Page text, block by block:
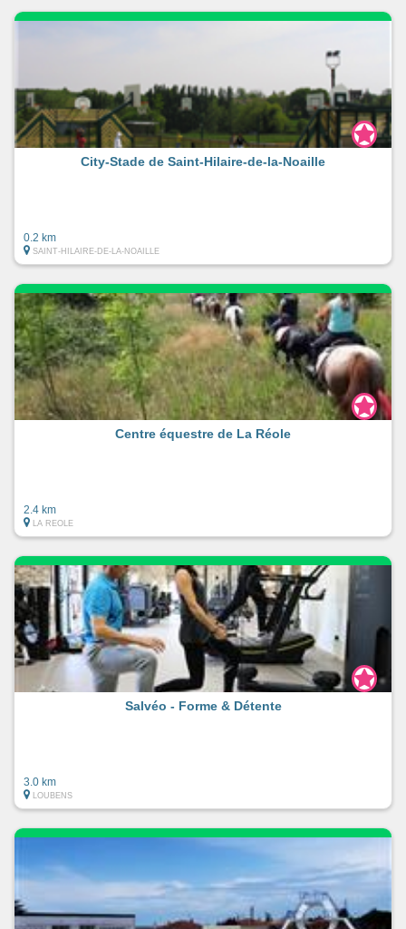
Cité fluviale millénaire à La Réole
City-Stade de Saint-Hilaire-de-la-Noaille
0.2 km
SAINT-HILAIRE-DE-LA-NOAILLE
Centre équestre de La Réole
2.4 km
LA REOLE
Salvéo - Forme & Détente
3.0 km
LOUBENS